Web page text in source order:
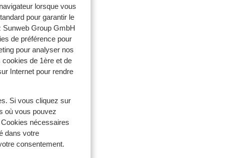
lorsque vous
pour garantir le
Sunweb Group GmbH
de préférence pour
pour analyser nos
de 1ère et de
Internet pour rendre
Si vous cliquez sur
où vous pouvez
nécessaires
dans votre
consentement.
par couples
3 avr. 2026